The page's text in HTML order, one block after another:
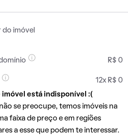
do imóvel
R$ 0
12x R$ 0
imóvel está indisponível :(
se preocupe, temos imóveis na
faixa de preço e em regiões
a esse que podem te interessar.